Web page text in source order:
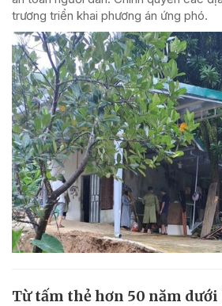
trương triển khai phương án ứng phó.
Từ tấm thẻ hơn 50 năm